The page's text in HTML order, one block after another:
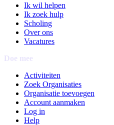
Ik wil helpen
Ik zoek hulp
Scholing
Over ons
Vacatures
Doe mee
Activiteiten
Zoek Organisaties
Organisatie toevoegen
Account aanmaken
Log in
Help